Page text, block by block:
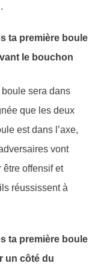
ta première boule
le bouchon
sera dans
que les deux
est dans l’axe,
vont
être offensif et
réussissent à
ta première boule
un côté du